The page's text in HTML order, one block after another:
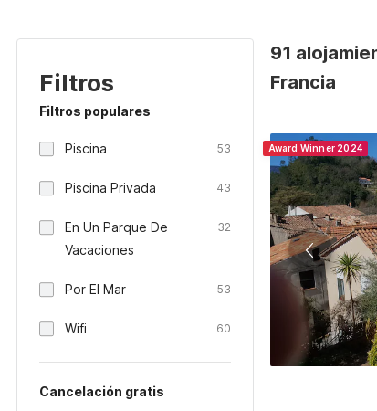
Filtros
Filtros populares
Piscina 53
Piscina Privada 43
En Un Parque De
Vacaciones
32
Por El Mar 53
Wifi 60
Cancelación gratis
91
Francia
Award Winner 2024